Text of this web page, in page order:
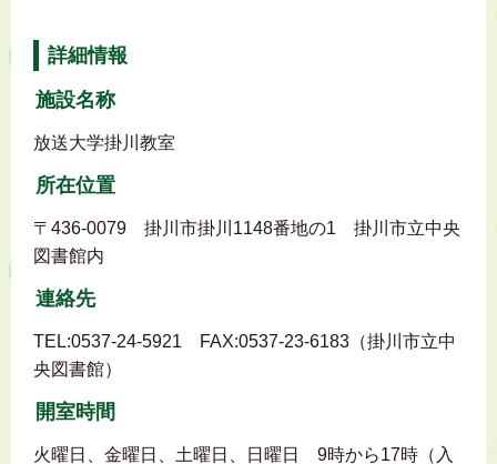
詳細情報
施設名称
放送大学掛川教室
所在位置
〒436-0079 掛川市掛川1148番地の1 掛川市立中央
図書館内
連絡先
TEL:0537-24-5921 FAX:0537-23-6183（掛川市立中
央図書館）
開室時間
火曜日、金曜日、土曜日、日曜日 9時から17時（入